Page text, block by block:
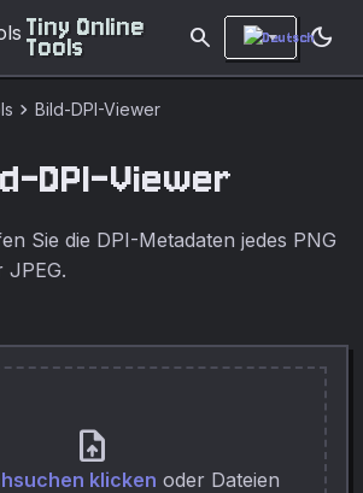
Tiny Online
Tools search dark_mode
chevron_right Bild-DPI-Viewer
DPI-Viewer
Sie die DPI-Metadaten jedes PNG
JPEG.
upload_file
klicken oder Dateien